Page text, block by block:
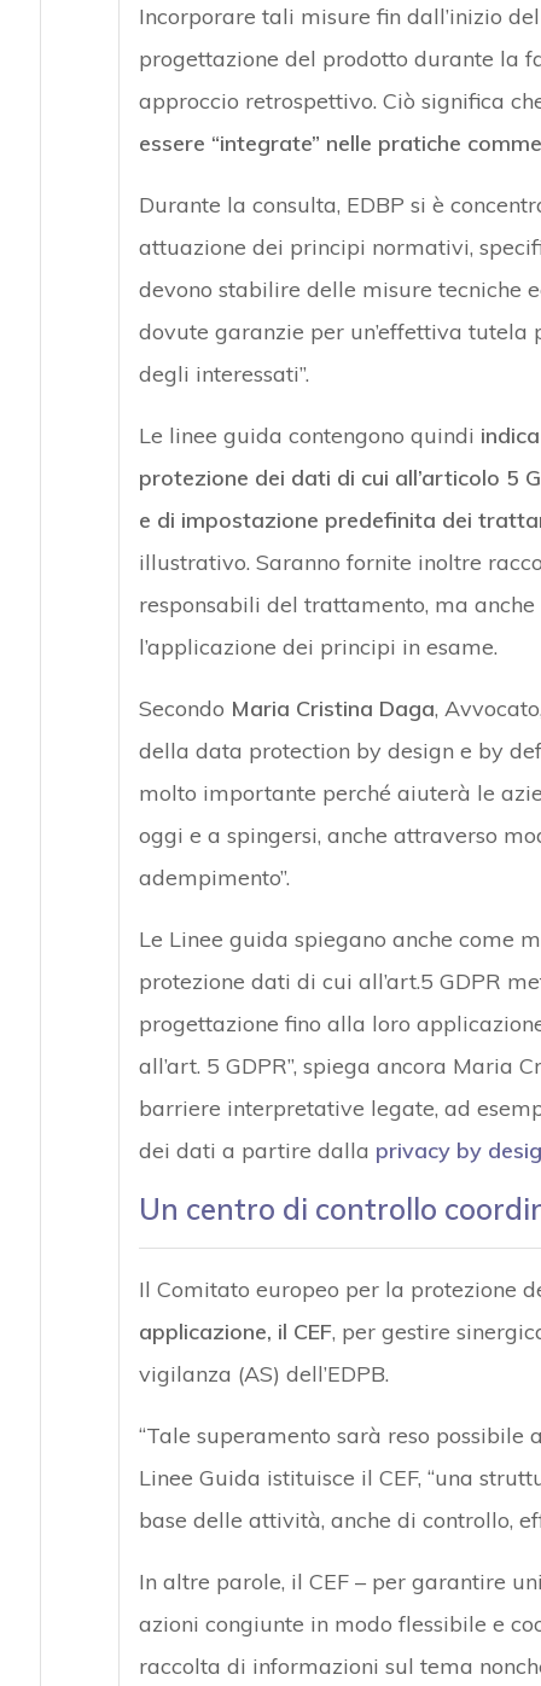
Incorporare tali misure fin dall’inizio
progettazione del prodotto durante la
approccio retrospettivo. Ciò significa
essere “integrate” nelle pratiche
Durante la consulta, EDBP si è
attuazione dei principi normativi,
devono stabilire delle misure tecniche
dovute garanzie per un’effettiva
degli interessati”.
Le linee guida contengono quindi
protezione dei dati di cui all’articolo 5
e di impostazione predefinita dei
illustrativo. Saranno fornite inoltre
responsabili del trattamento, ma
l’applicazione dei principi in esame.
Secondo Maria Cristina Daga,
della data protection by design e by
molto importante perché aiuterà le
oggi e a spingersi, anche attraverso
adempimento”.
Le Linee guida spiegano anche come
protezione dati di cui all’art.5 GDPR
progettazione fino alla loro
all’art. 5 GDPR”, spiega ancora Maria
barriere interpretative legate, ad
dei dati a partire dalla privacy by
Un centro di controllo
Il Comitato europeo per la protezione
applicazione, il CEF, per gestire
vigilanza (AS) dell’EDPB.
“Tale superamento sarà reso possibile
Linee Guida istituisce il CEF, “una
base delle attività, anche di controllo,
In altre parole, il CEF – per garantire
azioni congiunte in modo flessibile e
raccolta di informazioni sul tema